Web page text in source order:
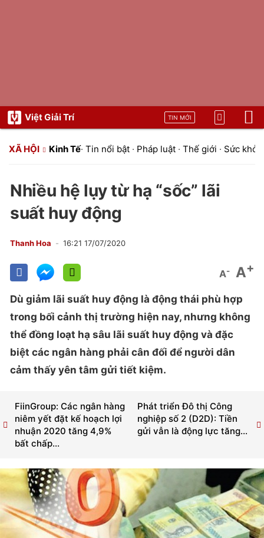
Việt Giải Trí TIN MỚI
XÃ HỘI Kinh Tế· Tin nổi bật · Pháp luật · Thế giới · Sức khỏe
Nhiều hệ lụy từ hạ “sốc” lãi
suất huy động
Thanh Hoa 16:21 17/07/2020
A- A+
Dù giảm lãi suất huy động là động thái phù hợp
trong bối cảnh thị trường hiện nay, nhưng không
thể đồng loạt hạ sâu lãi suất huy động và đặc
biệt các ngân hàng phải cân đối để người dân
cảm thấy yên tâm gửi tiết kiệm.
Phát triển Đô thị Công
nghiệp số 2 (D2D): Tiền
gửi vẫn là động lực tăng...
FiinGroup: Các ngân hàng
niêm yết đặt kế hoạch lợi
nhuận 2020 tăng 4,9%
bất chấp...